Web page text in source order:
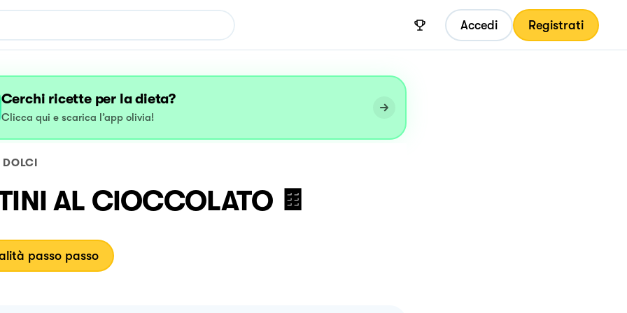
Accedi Registrati
Cerchi ricette per la dieta?
Clicca qui e scarica l’app olivia!
DOLCI
AL CIOCCOLATO 🍫
passo passo